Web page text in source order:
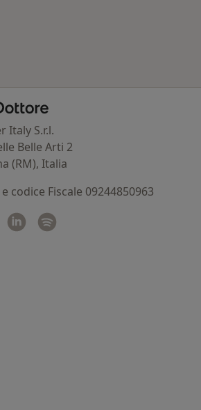
Italy S.r.l.
Belle Arti 2
(RM), Italia
codice Fiscale 09244850963
in una nuova scheda
Twitter
si apre in una nuova scheda
Linkedin
si apre in una nuova scheda